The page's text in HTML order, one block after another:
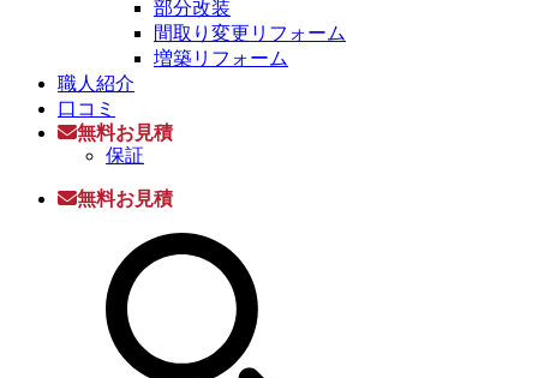
部分改装
間取り変更リフォーム
増築リフォーム
職人紹介
口コミ
無料お見積
保証
無料お見積